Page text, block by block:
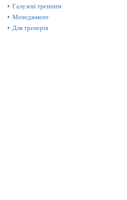
Галузеві тренінги
Менеджмент
Для тренерів